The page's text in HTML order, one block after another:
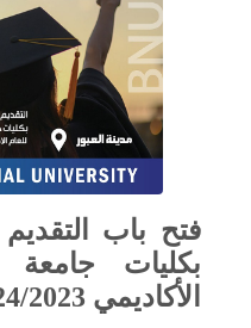
فتح باب التقديم
بكليات جامعة
الأكاديمي 2024/2023